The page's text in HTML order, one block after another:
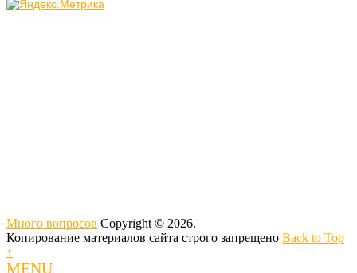
Много вопросов Copyright © 2026.
Копирование материалов сайта строго запрещено Back to Top
↑
MENU